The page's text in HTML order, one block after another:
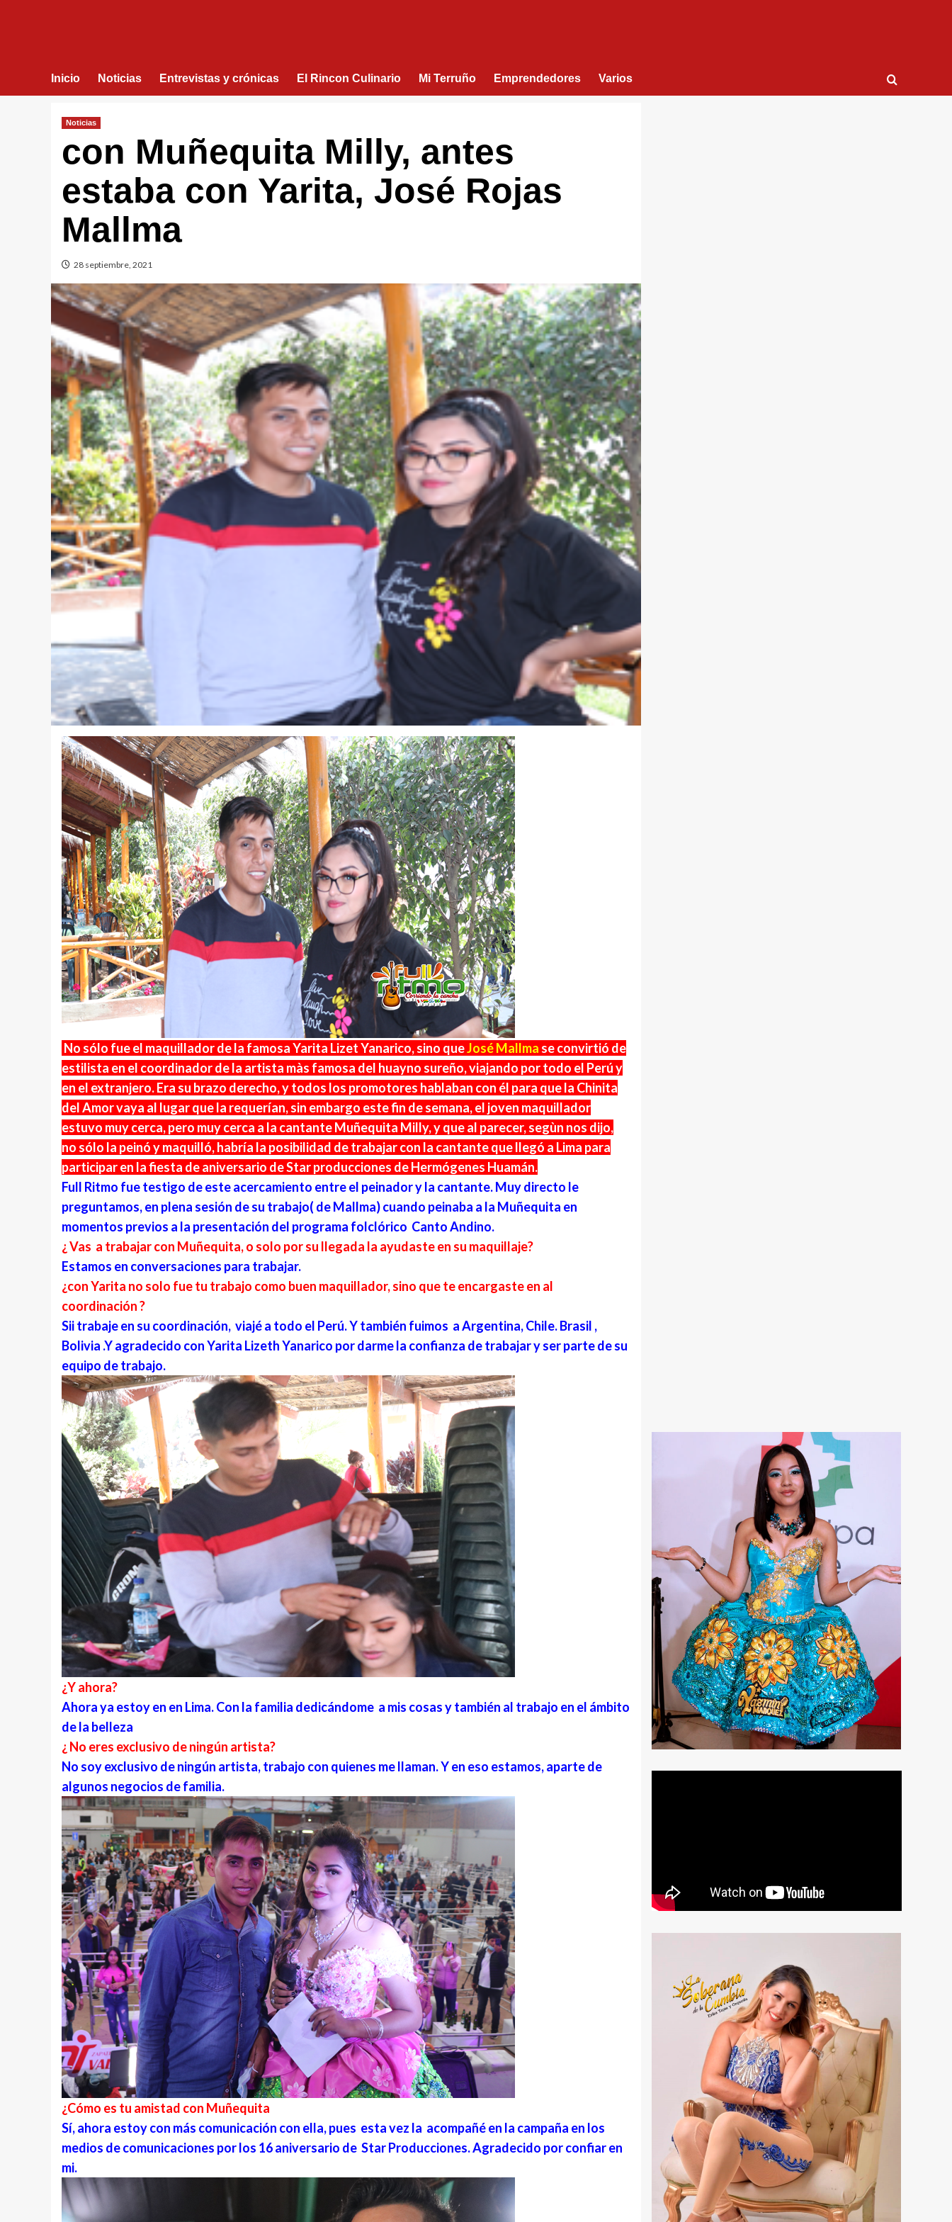
Inicio Noticias Entrevistas y crónicas El Rincon Culinario Mi Terruño Emprendedores Varios
Noticias
con Muñequita Milly, antes
estaba con Yarita, José Rojas
Mallma
28 septiembre, 2021
No sólo fue el maquillador de la famosa Yarita Lizet Yanarico, sino queJosé Mallma se convirtió de
estilista en el coordinador de la artista màs famosa del huayno sureño, viajando por todo el Perú y
en el extranjero. Era su brazo derecho, y todos los promotores hablaban con él para que la Chinita
del Amor vaya al lugar que la requerían, sin embargo este fin de semana, el joven maquillador
estuvo muy cerca, pero muy cerca a la cantante Muñequita Milly, y que al parecer, segùn nos dijo,
no sólo la peinó y maquilló, habría la posibilidad de trabajar con la cantante que llegó a Lima para
participar en la fiesta de aniversario de Star producciones de Hermógenes Huamán.
Full Ritmo fue testigo de este acercamiento entre el peinador y la cantante. Muy directo le
preguntamos, en plena sesión de su trabajo( de Mallma) cuando peinaba a la Muñequita en
momentos previos a la presentación del programa folclórico Canto Andino.
¿ Vas a trabajar con Muñequita, o solo por su llegada la ayudaste en su maquillaje?
Estamos en conversaciones para trabajar.
¿con Yarita no solo fue tu trabajo como buen maquillador, sino que te encargaste en al
coordinación ?
Sii trabaje en su coordinación, viajé a todo el Perú. Y también fuimos a Argentina, Chile. Brasil ,
Bolivia .Y agradecido con Yarita Lizeth Yanarico por darme la confianza de trabajar y ser parte de su
equipo de trabajo.
¿Y ahora?
Ahora ya estoy en en Lima. Con la familia dedicándome a mis cosas y también al trabajo en el ámbito
de la belleza
¿ No eres exclusivo de ningún artista?
No soy exclusivo de ningún artista, trabajo con quienes me llaman. Y en eso estamos, aparte de
algunos negocios de familia.
¿Cómo es tu amistad con Muñequita
Sí, ahora estoy con más comunicación con ella, pues esta vez la acompañé en la campaña en los
medios de comunicaciones por los 16 aniversario de Star Producciones. Agradecido por confiar en
mi.